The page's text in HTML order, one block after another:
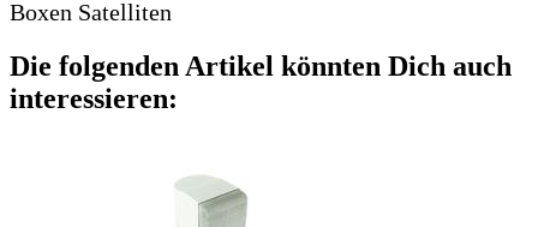
Boxen Satelliten
Die folgenden Artikel könnten Dich auch
interessieren: